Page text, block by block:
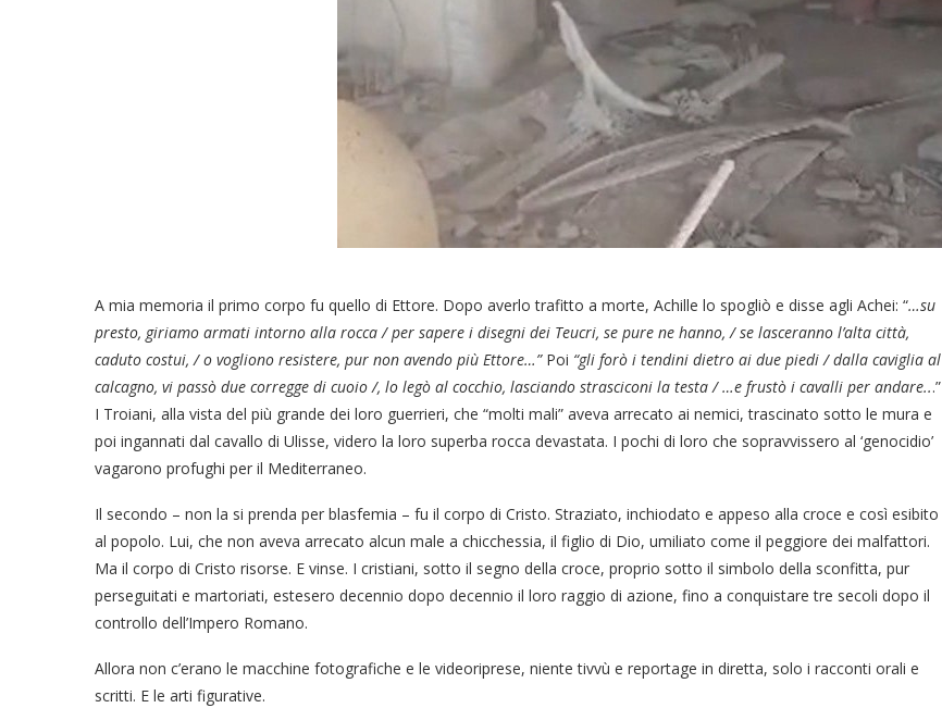
A mia memoria il primo corpo fu quello di Ettore. Dopo averlo trafitto a morte, Achille lo spogliò e disse agli Achei: “…su
presto, giriamo armati intorno alla rocca / per sapere i disegni dei Teucri, se pure ne hanno, / se lasceranno l’alta città,
caduto costui, / o vogliono resistere, pur non avendo più Ettore…” Poi “gli forò i tendini dietro ai due piedi / dalla caviglia al
calcagno, vi passò due corregge di cuoio /, lo legò al cocchio, lasciando strasciconi la testa / …e frustò i cavalli per andare...”
I Troiani, alla vista del più grande dei loro guerrieri, che “molti mali” aveva arrecato ai nemici, trascinato sotto le mura e
poi ingannati dal cavallo di Ulisse, videro la loro superba rocca devastata. I pochi di loro che sopravvissero al ‘genocidio’
vagarono profughi per il Mediterraneo.
Il secondo – non la si prenda per blasfemia – fu il corpo di Cristo. Straziato, inchiodato e appeso alla croce e così esibito
al popolo. Lui, che non aveva arrecato alcun male a chicchessia, il figlio di Dio, umiliato come il peggiore dei malfattori.
Ma il corpo di Cristo risorse. E vinse. I cristiani, sotto il segno della croce, proprio sotto il simbolo della sconfitta, pur
perseguitati e martoriati, estesero decennio dopo decennio il loro raggio di azione, fino a conquistare tre secoli dopo il
controllo dell’Impero Romano.
Allora non c’erano le macchine fotografiche e le videoriprese, niente tivvù e reportage in diretta, solo i racconti orali e
scritti. E le arti figurative.